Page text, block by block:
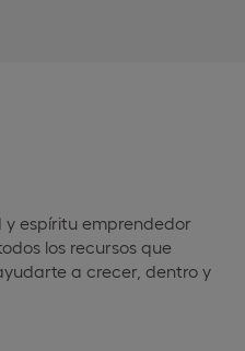
espíritu emprendedor
los recursos que
a crecer, dentro y